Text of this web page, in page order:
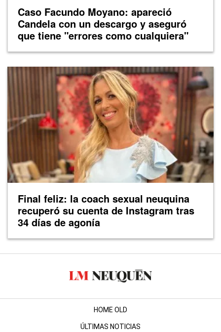
Caso Facundo Moyano: apareció
Candela con un descargo y aseguró
que tiene "errores como cualquiera"
Final feliz: la coach sexual neuquina
recuperó su cuenta de Instagram tras
34 días de agonía
HOME OLD
ÚLTIMAS NOTICIAS